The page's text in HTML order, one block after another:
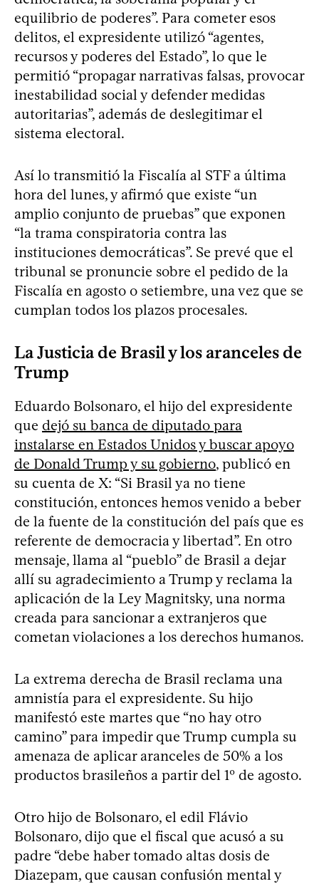
equilibrio de poderes”. Para cometer esos
delitos, el expresidente utilizó “agentes,
recursos y poderes del Estado”, lo que le
permitió “propagar narrativas falsas, provocar
inestabilidad social y defender medidas
autoritarias”, además de deslegitimar el
sistema electoral.
Así lo transmitió la Fiscalía al STF a última
hora del lunes, y afirmó que existe “un
amplio conjunto de pruebas” que exponen
“la trama conspiratoria contra las
instituciones democráticas”. Se prevé que el
tribunal se pronuncie sobre el pedido de la
Fiscalía en agosto o setiembre, una vez que se
cumplan todos los plazos procesales.
La Justicia de Brasil y los aranceles de
Trump
Eduardo Bolsonaro, el hijo del expresidente
que dejó su banca de diputado para
instalarse en Estados Unidos y buscar apoyo
de Donald Trump y su gobierno, publicó en
su cuenta de X: “Si Brasil ya no tiene
constitución, entonces hemos venido a beber
de la fuente de la constitución del país que es
referente de democracia y libertad”. En otro
mensaje, llama al “pueblo” de Brasil a dejar
allí su agradecimiento a Trump y reclama la
aplicación de la Ley Magnitsky, una norma
creada para sancionar a extranjeros que
cometan violaciones a los derechos humanos.
La extrema derecha de Brasil reclama una
amnistía para el expresidente. Su hijo
manifestó este martes que “no hay otro
camino” para impedir que Trump cumpla su
amenaza de aplicar aranceles de 50% a los
productos brasileños a partir del 1º de agosto.
Otro hijo de Bolsonaro, el edil Flávio
Bolsonaro, dijo que el fiscal que acusó a su
padre “debe haber tomado altas dosis de
Diazepam, que causan confusión mental y